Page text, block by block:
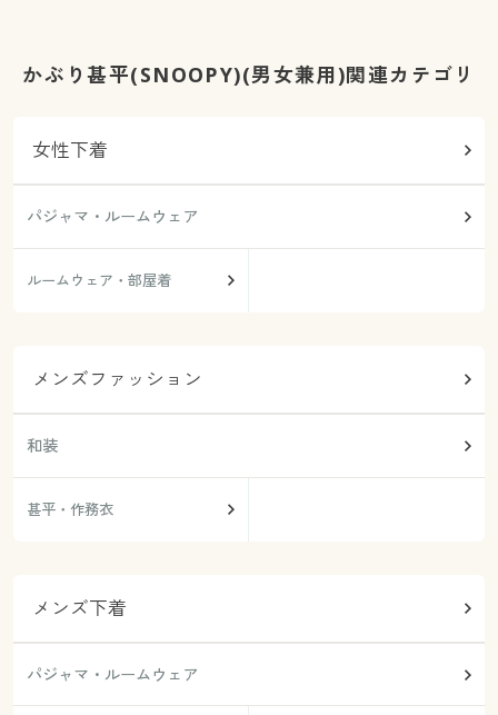
かぶり甚平(SNOOPY)(男女兼用)関連カテゴリ
女性下着
パジャマ・ルームウェア
ルームウェア・部屋着
メンズファッション
和装
甚平・作務衣
メンズ下着
パジャマ・ルームウェア